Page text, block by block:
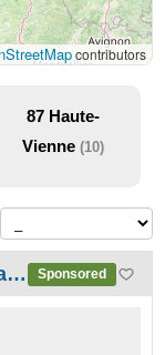
contributors
87
Vienne(10)
Les chambres d’hôtes du château de la chassagne Sponsored